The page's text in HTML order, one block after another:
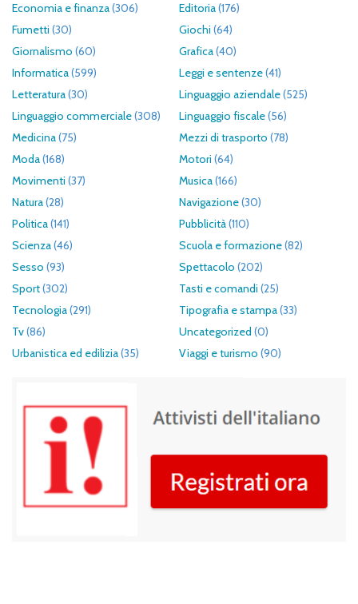
Economia e finanza(306) Editoria(176)
Fumetti (30) Giochi (64)
Giornalismo (60) Grafica(40)
Informatica(599) Leggi e sentenze(41)
Letteratura(30) Linguaggio aziendale(525)
Linguaggio commerciale(308) Linguaggio fiscale(56)
Medicina(75) Mezzi di trasporto (78)
Moda(168) Motori (64)
Movimenti (37) Musica(166)
Natura(28) Navigazione(30)
Politica(141) Pubblicità(110)
Scienza(46) Scuola e formazione(82)
Sesso (93) Spettacolo (202)
Sport(302) Tasti e comandi (25)
Tecnologia(291) Tipografia e stampa(33)
Tv(86) Uncategorized (0)
Urbanistica ed edilizia(35) Viaggi e turismo (90)